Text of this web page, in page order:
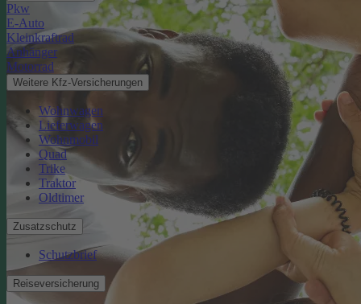
Pkw
E-Auto
Kleinkraftrad
Anhänger
Motorrad
Weitere Kfz-Versicherungen
Wohnwagen
Lieferwagen
Wohnmobil
Quad
Trike
Traktor
Oldtimer
Zusatzschutz
Schutzbrief
Reiseversicherung